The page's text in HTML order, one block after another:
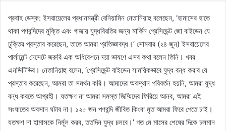
প্রবাহ ডেস্ক: ইসরায়েলের প্রধানমন্ত্রী বেনিয়ামিন নেতানিয়াহু বলেছেন, ‘হামাসের হাতে
থাকা পণবন্দিদের মুক্তি এবং গাজায় যুদ্ধবিরতির জন্য মার্কিন প্রেসিডেন্ট জো বাইডেন যে
চুক্তির প্রস্তাব করেছেন, তাতে আমরা প্রতিজ্ঞাবদ্ধ।’ সোমবার (২৪ জুন) ইসরায়েলের
পার্লামেন্ট নেসেটে জরুরি এক অধিবেশনে দয়া ভাষণে এসব কথা বলেন তিনি। খবর
এনডিটিভির। নেতানিয়াহু বলেন, ‘প্রেসিডেন্ট বাইডেন সাময়িকভাবে যুদ্ধ বন্ধ করার যে
প্রস্তাব করেছেন, আমরা তা সমর্থন করি। আমাদের অবস্থান পরিবর্তন হয়নি, আমরা যুদ্ধ
বন্ধ করতে আগ্রহী। যতক্ষণ না আমরা সমস্ত জিম্মিদের ফিরিয়ে আনব, আমরা এই
সংঘাতের অবসান ঘটাব না। ১২০ জন পণবন্দি জীবিত কিংবা মৃত আমরা ফিরে পেতে চাই।
যতক্ষণ না হামাসকে নির্মূল করব, ততদিন যুদ্ধ চলবে।’ গত মে মাসের শেষের দিকে চলমান